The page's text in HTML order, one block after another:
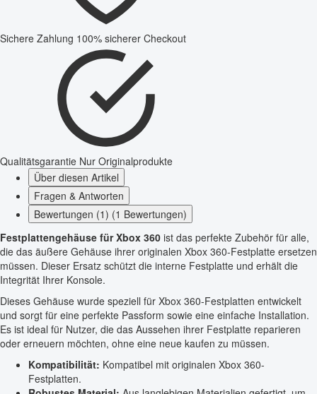
Sichere Zahlung 100% sicherer Checkout
Qualitätsgarantie Nur Originalprodukte
Über diesen Artikel
Fragen & Antworten
Bewertungen (1) (1 Bewertungen)
Festplattengehäuse für Xbox 360 ist das perfekte Zubehör für alle,
die das äußere Gehäuse ihrer originalen Xbox 360-Festplatte ersetzen
müssen. Dieser Ersatz schützt die interne Festplatte und erhält die
Integrität Ihrer Konsole.
Dieses Gehäuse wurde speziell für Xbox 360-Festplatten entwickelt
und sorgt für eine perfekte Passform sowie eine einfache Installation.
Es ist ideal für Nutzer, die das Aussehen ihrer Festplatte reparieren
oder erneuern möchten, ohne eine neue kaufen zu müssen.
Kompatibilität: Kompatibel mit originalen Xbox 360-
Festplatten.